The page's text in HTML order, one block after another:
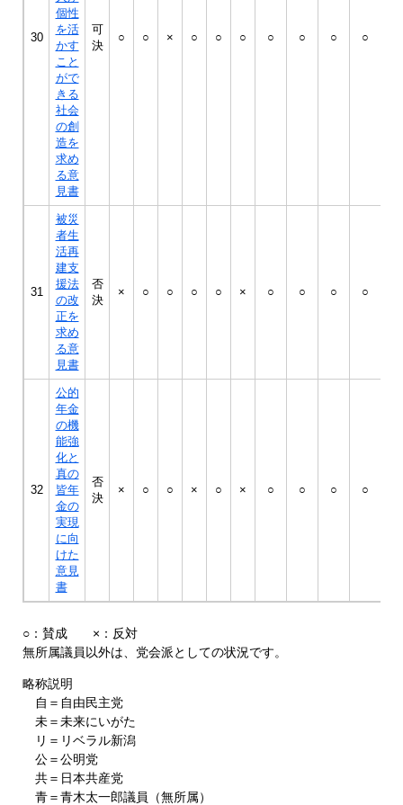
30
個性
を活
かす
こと
がで
きる
社会
の創
造を
求め
る意
見書
可
決
○ ○ × ○ ○ ○ ○ ○ ○ ○
31
被災
者生
活再
建支
援法
の改
正を
求め
る意
見書
否
決
× ○ ○ ○ ○ × ○ ○ ○ ○
32
公的
年金
の機
能強
化と
真の
皆年
金の
実現
に向
けた
意見
書
否
決
× ○ ○ × ○ × ○ ○ ○ ○
○：賛成 ×：反対
無所属議員以外は、党会派としての状況です。
略称説明
自＝自由民主党
未＝未来にいがた
リ＝リベラル新潟
公＝公明党
共＝日本共産党
青＝青木太一郎議員（無所属）